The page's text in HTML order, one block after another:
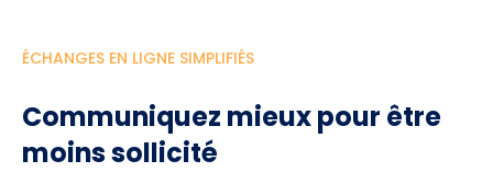
ÉCHANGES EN LIGNE SIMPLIFIÉS
Communiquez mieux pour être
moins sollicité